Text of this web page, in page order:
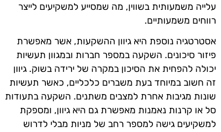
עלייה משמעותית בשווין, מה שמסייע למשקיעים לייצר
רווחים משמעותיים.
אסטרטגיה נוספת היא גיוון ההשקעות, אשר מאפשרת
פיזור סיכונים. השקעה במספר חברות ובמגוון תעשיות
יכולה להפחית את הסיכון במקרה של ירידה בשוק. גיוון
זה חשוב במיוחד בעת משברים כלכליים, כאשר תעשיות
שונות מגיבות אחרת למצבים משתנים. השקעה בתעודות
סל או קרנות נאמנות מאפשרת גם היא גיוון, ומספקת
למשקיעים גישה למספר רחב של מניות מבלי לדרוש